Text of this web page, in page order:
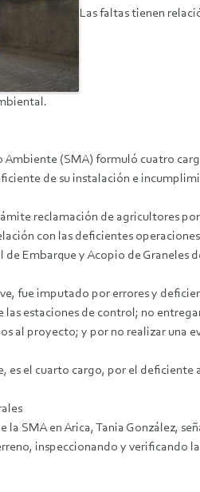
Las faltas tienen
(SMA) formuló cuatro
de su instalación e
reclamación de agricultores
con las deficientes
Embarque y Acopio de Graneles
fue imputado por errores y
las estaciones de control; no
al proyecto; y por no realizar
es el cuarto cargo, por el deficiente
la SMA en Arica, Tania González,
inspeccionando y verificando